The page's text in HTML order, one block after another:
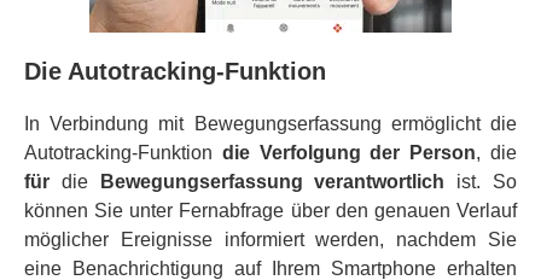
Die Autotracking-Funktion
In Verbindung mit Bewegungserfassung ermöglicht die
Autotracking-Funktion die Verfolgung der Person, die
für die Bewegungserfassung verantwortlich ist. So
können Sie unter Fernabfrage über den genauen Verlauf
möglicher Ereignisse informiert werden, nachdem Sie
eine Benachrichtigung auf Ihrem Smartphone erhalten